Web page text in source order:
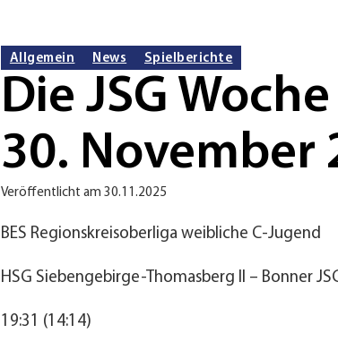
Allgemein News Spielberichte
Die JSG
30. November
Veröffentlicht am 30.11.2025
BES Regionskreisoberliga weibliche C-Jugend
HSG Siebengebirge-Thomasberg II – Bonner
19:31 (14:14)